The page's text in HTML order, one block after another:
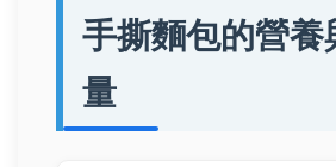
手撕麵包的營養
量